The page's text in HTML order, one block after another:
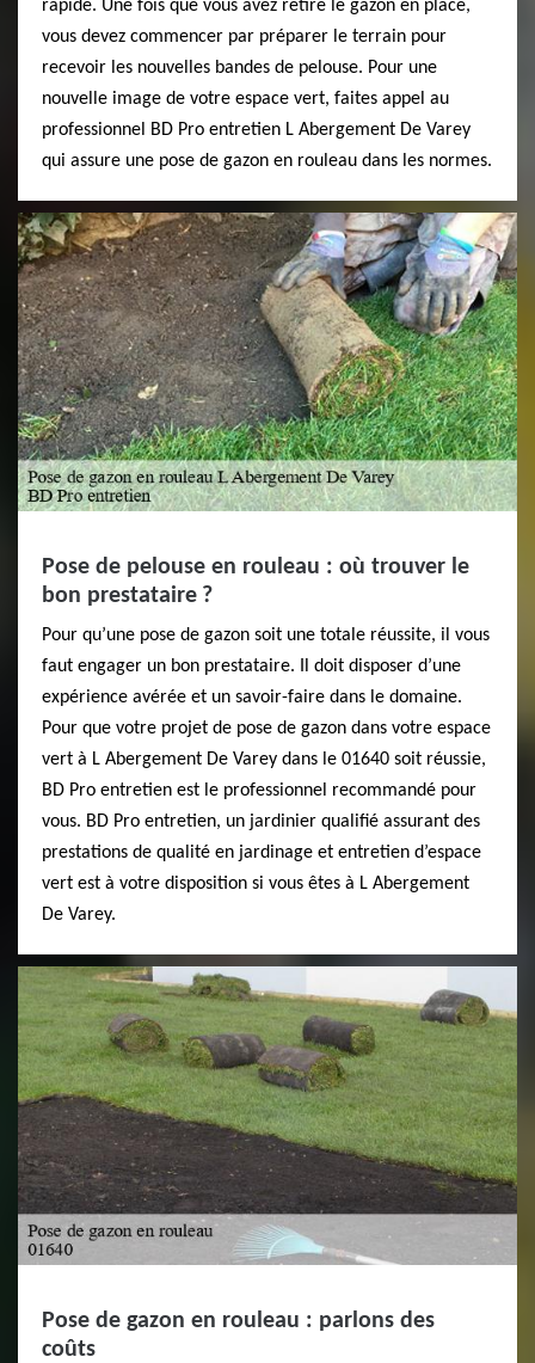
rapide. Une fois que vous avez retiré le gazon en place,
vous devez commencer par préparer le terrain pour
recevoir les nouvelles bandes de pelouse. Pour une
nouvelle image de votre espace vert, faites appel au
professionnel BD Pro entretien L Abergement De Varey
qui assure une pose de gazon en rouleau dans les normes.
Pose de pelouse en rouleau : où trouver le
bon prestataire ?
Pour qu’une pose de gazon soit une totale réussite, il vous
faut engager un bon prestataire. Il doit disposer d’une
expérience avérée et un savoir-faire dans le domaine.
Pour que votre projet de pose de gazon dans votre espace
vert à L Abergement De Varey dans le 01640 soit réussie,
BD Pro entretien est le professionnel recommandé pour
vous. BD Pro entretien, un jardinier qualifié assurant des
prestations de qualité en jardinage et entretien d’espace
vert est à votre disposition si vous êtes à L Abergement
De Varey.
Pose de gazon en rouleau : parlons des
coûts